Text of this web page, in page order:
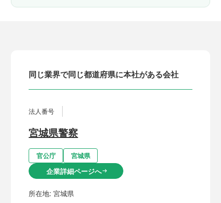
同じ業界で同じ都道府県に本社がある会社
法人番号
宮城県警察
官公庁 宮城県
企業詳細ページへarrow_right_alt
所在地:宮城県